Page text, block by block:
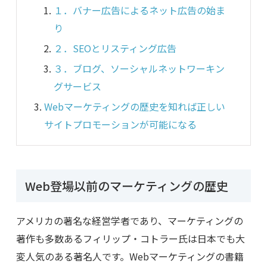
１．バナー広告によるネット広告の始ま
り
２．SEOとリスティング広告
３．ブログ、ソーシャルネットワーキン
グサービス
Webマーケティングの歴史を知れば正しい
サイトプロモーションが可能になる
Web登場以前のマーケティングの歴史
アメリカの著名な経営学者であり、マーケティングの
著作も多数あるフィリップ・コトラー氏は日本でも大
変人気のある著名人です。Webマーケティングの書籍